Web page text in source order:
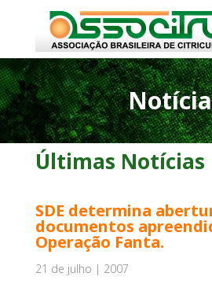
Últimas Notícias
SDE determina
documentos
Operação Fanta.
21 de julho | 2007